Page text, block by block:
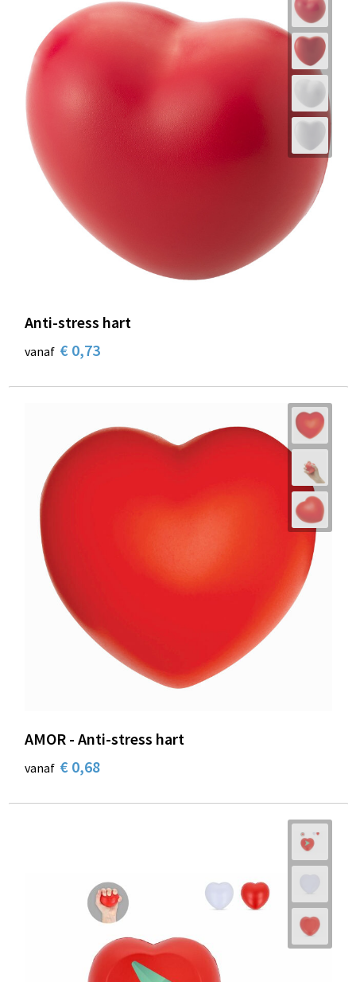
Anti-stress hart
vanaf € 0,73
AMOR - Anti-stress hart
vanaf € 0,68